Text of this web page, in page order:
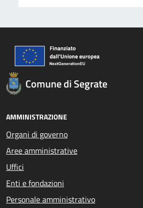
Comune di Segrate
AMMINISTRAZIONE
Organi di governo
Aree amministrative
Uffici
Enti e fondazioni
Personale amministrativo